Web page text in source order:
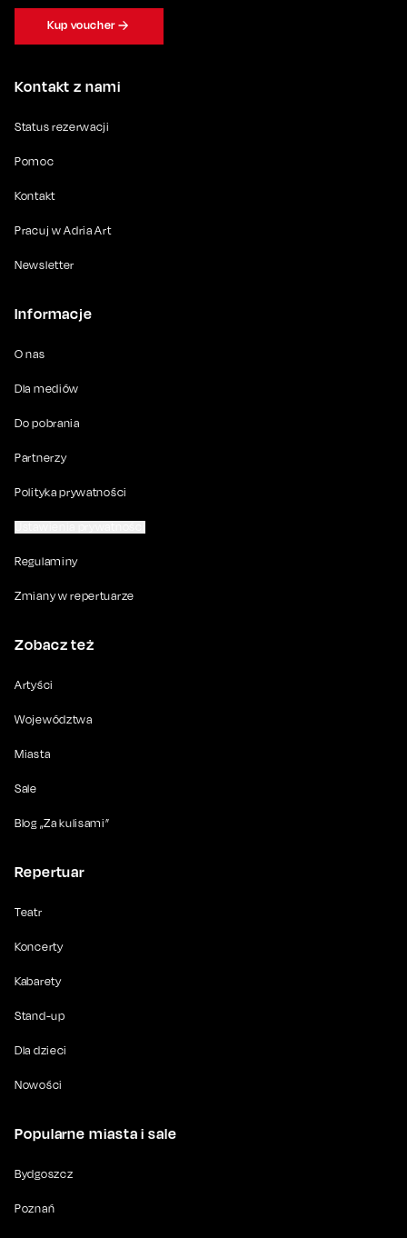
Kontakt z nami
Status rezerwacji
Pomoc
Kontakt
Pracuj w Adria Art
Newsletter
Informacje
O nas
Dla mediów
Do pobrania
Partnerzy
Polityka prywatności
Regulaminy
Zmiany w repertuarze
Zobacz też
Artyści
Województwa
Miasta
Sale
Blog „Za kulisami”
Repertuar
Teatr
Koncerty
Kabarety
Stand-up
Dla dzieci
Nowości
Popularne miasta i sale
Bydgoszcz
Poznań
Kup voucher